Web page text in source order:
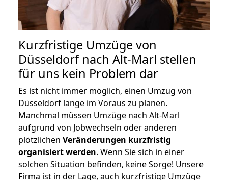
Kurzfristige Umzüge von
Düsseldorf nach Alt-Marl stellen
für uns kein Problem dar
Es ist nicht immer möglich, einen Umzug von
Düsseldorf lange im Voraus zu planen.
Manchmal müssen Umzüge nach Alt-Marl
aufgrund von Jobwechseln oder anderen
plötzlichen Veränderungen kurzfristig
organisiert werden. Wenn Sie sich in einer
solchen Situation befinden, keine Sorge! Unsere
Firma ist in der Lage, auch kurzfristige Umzüge